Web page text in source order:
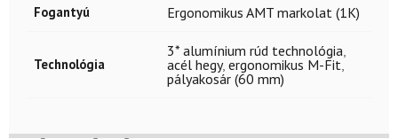
Fogantyú Ergonomikus AMT markolat (1K)
Technológia
3* alumínium rúd technológia
acél hegy, ergonomikus M-Fit
pályakosár (60 mm)